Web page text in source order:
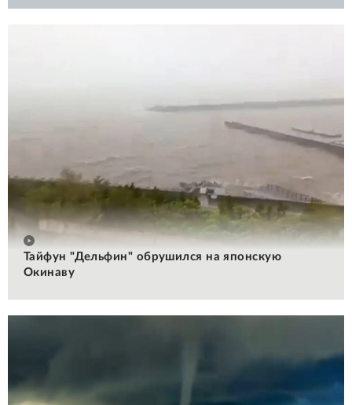
Тайфун "Дельфин" обрушился на японскую
Окинаву